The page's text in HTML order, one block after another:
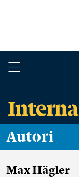
Autori
Max Hägler